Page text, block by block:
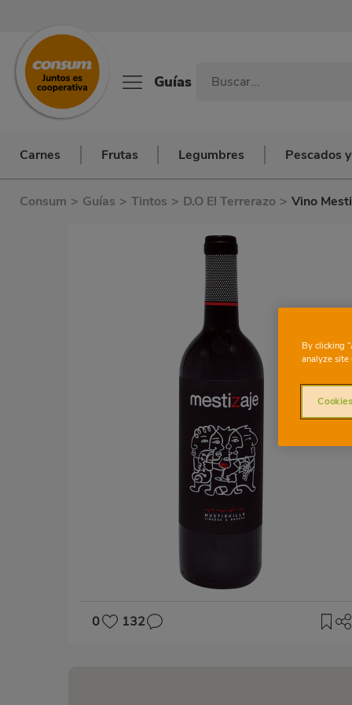
Guías
Carnes Frutas Legumbres Pescados
Consum > Guías > Tintos > D.O El Terrerazo > Vino
0 132
By clicking
analyze site